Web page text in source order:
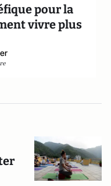
pour la
vivre plus